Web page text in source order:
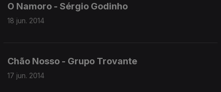
O Namoro - Sérgio Godinho
18 jun. 2014
Chão Nosso - Grupo Trovante
17 jun. 2014